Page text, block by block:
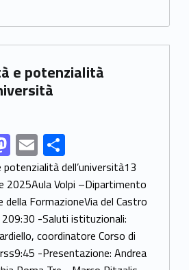
to
d
o
n
ai
l
ar
e
e potenzialità
M
as
to
d
o
n
E
m
ai
l
S
h
ar
e
potenzialità dell’università13
2025Aula Volpi –Dipartimento
della FormazioneVia del Castro
-Saluti istituzionali:
coordinatore Corso di
-Presentazione: Andrea